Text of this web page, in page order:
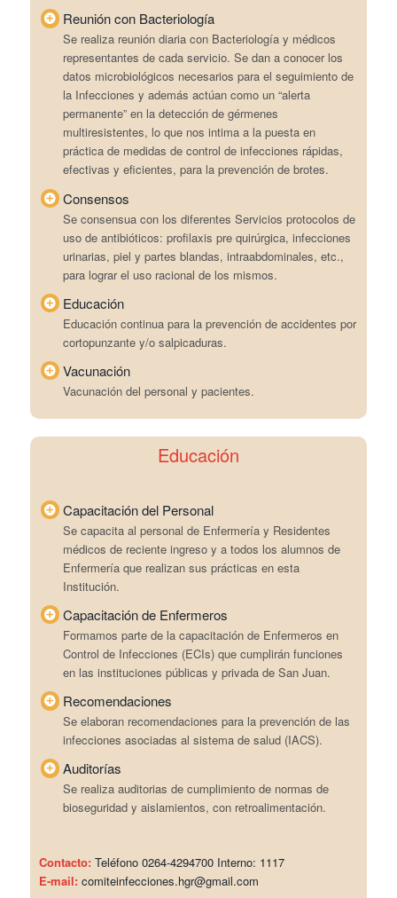
Reunión con Bacteriología
Se realiza reunión diaria con Bacteriología y médicos
representantes de cada servicio. Se dan a conocer los
datos microbiológicos necesarios para el seguimiento de
la Infecciones y además actúan como un “alerta
permanente” en la detección de gérmenes
multiresistentes, lo que nos intima a la puesta en
práctica de medidas de control de infecciones rápidas,
efectivas y eficientes, para la prevención de brotes.
Consensos
Se consensua con los diferentes Servicios protocolos de
uso de antibióticos: profilaxis pre quirúrgica, infecciones
urinarias, piel y partes blandas, intraabdominales, etc.,
para lograr el uso racional de los mismos.
Educación
Educación continua para la prevención de accidentes por
cortopunzante y/o salpicaduras.
Vacunación
Vacunación del personal y pacientes.
Educación
Capacitación del Personal
Se capacita al personal de Enfermería y Residentes
médicos de reciente ingreso y a todos los alumnos de
Enfermería que realizan sus prácticas en esta
Institución.
Capacitación de Enfermeros
Formamos parte de la capacitación de Enfermeros en
Control de Infecciones (ECIs) que cumplirán funciones
en las instituciones públicas y privada de San Juan.
Recomendaciones
Se elaboran recomendaciones para la prevención de las
infecciones asociadas al sistema de salud (IACS).
Auditorías
Se realiza auditorias de cumplimiento de normas de
bioseguridad y aislamientos, con retroalimentación.
Contacto: Teléfono 0264-4294700 Interno: 1117
E-mail: comiteinfecciones.hgr@gmail.com